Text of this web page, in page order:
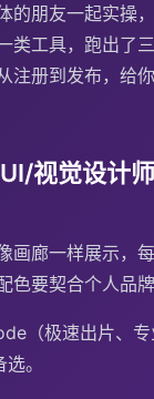
的朋友一起实操
类工具，跑出了
注册到发布，给
视觉设计
画廊一样展示，
色要契合个人品牌
（极速出片、
。